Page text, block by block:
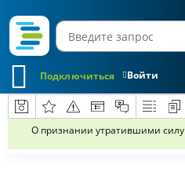
Войти
Подключиться
О признании утратившими силу